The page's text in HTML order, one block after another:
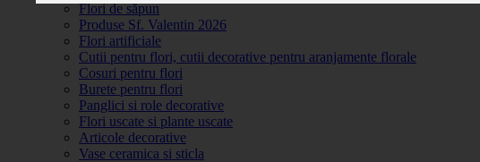
Flori de săpun
Produse Sf. Valentin 2026
Flori artificiale
Cutii pentru flori, cutii decorative pentru aranjamente florale
Cosuri pentru flori
Burete pentru flori
Panglici si role decorative
Flori uscate si plante uscate
Articole decorative
Vase ceramica si sticla